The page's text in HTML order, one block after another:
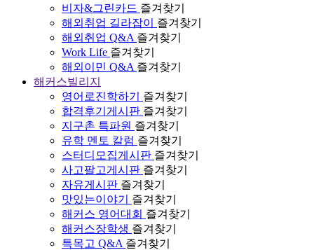
비자&그린카드 즐겨찾기
해외취업 길라잡이
즐겨찾기
해외취업 Q&A 즐겨찾기
Work Life 즐겨찾기
해외이민 Q&A 즐겨찾기
해커스빌리지
영어로진학하기
즐겨찾기
합격후기게시판 즐겨찾기
지구촌 특파원 즐겨찾기
유학 멘토 칼럼 즐겨찾기
스터디모집게시판 즐겨찾기
사고팔고게시판 즐겨찾기
자유게시판 즐겨찾기
맛있는이야기
즐겨찾기
해커스 영어대회 즐겨찾기
해커스장학생 즐겨찾기
특목고 Q&A 즐겨찾기